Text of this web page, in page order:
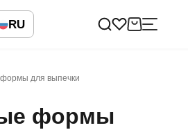
RU
для выпечки
формы